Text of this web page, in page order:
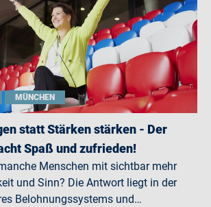
MÜNCHEN
statt Stärken stärken - Der
Spaß und zufrieden!
Menschen mit sichtbar mehr
und Sinn? Die Antwort liegt in der
Belohnungssystems und…